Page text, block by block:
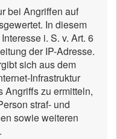
bei Angriffen auf
In diesem
i. S. v. Art. 6
der IP-Adresse.
sich aus dem
Infrastruktur
Angriffs zu ermitteln,
straf- und
sowie weiteren